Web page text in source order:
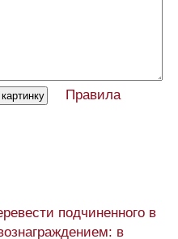
Правила
подчиненного в
в